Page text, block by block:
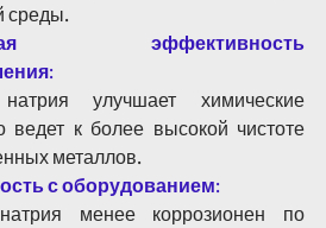
среды.
эффективность
:
улучшает химические
ведет к более высокой чистоте
металлов.
с оборудованием:
менее коррозионен по